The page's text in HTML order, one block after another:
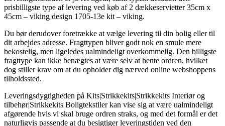
prisbilligste type af levering ved køb af 2 dækkeservietter 35cm x
45cm – viking design 1705-13e kit – viking.
Du bør derudover foretrække at vælge levering til din bolig eller til
dit arbejdes adresse. Fragttypen bliver godt nok en smule mere
bekostelig, men ligeledes ualmindeligt overkommelig. Den billigste
fragttype kan ikke benægtes at være selv at hente ordren, hvilket
dog stiller krav om at du opholder dig nærved online webshoppens
tilholdssted.
Leveringsdygtigheden på Kits|Strikkekits|Strikkekits Interiør og
tilbehør|Strikkekits Boligtekstiler kan vise sig at være ualmindeligt
afgørende hvis vi skal bruge ordren straks, og med det formål er det
naturligvis passende at du besigtiger leveringstiden ved den